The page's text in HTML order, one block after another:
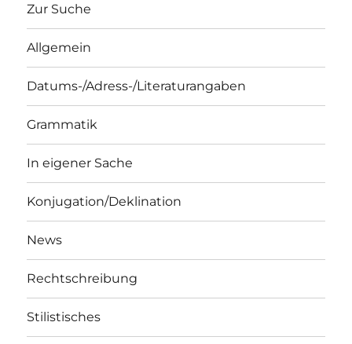
Zur Suche
Allgemein
Datums-/Adress-/Literaturangaben
Grammatik
In eigener Sache
Konjugation/Deklination
News
Rechtschreibung
Stilistisches